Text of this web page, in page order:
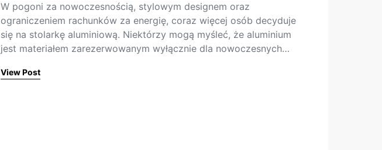
W pogoni za nowoczesnością, stylowym designem oraz
ograniczeniem rachunków za energię, coraz więcej osób decyduje
się na stolarkę aluminiową. Niektórzy mogą myśleć, że aluminium
jest materiałem zarezerwowanym wyłącznie dla nowoczesnych…
View Post